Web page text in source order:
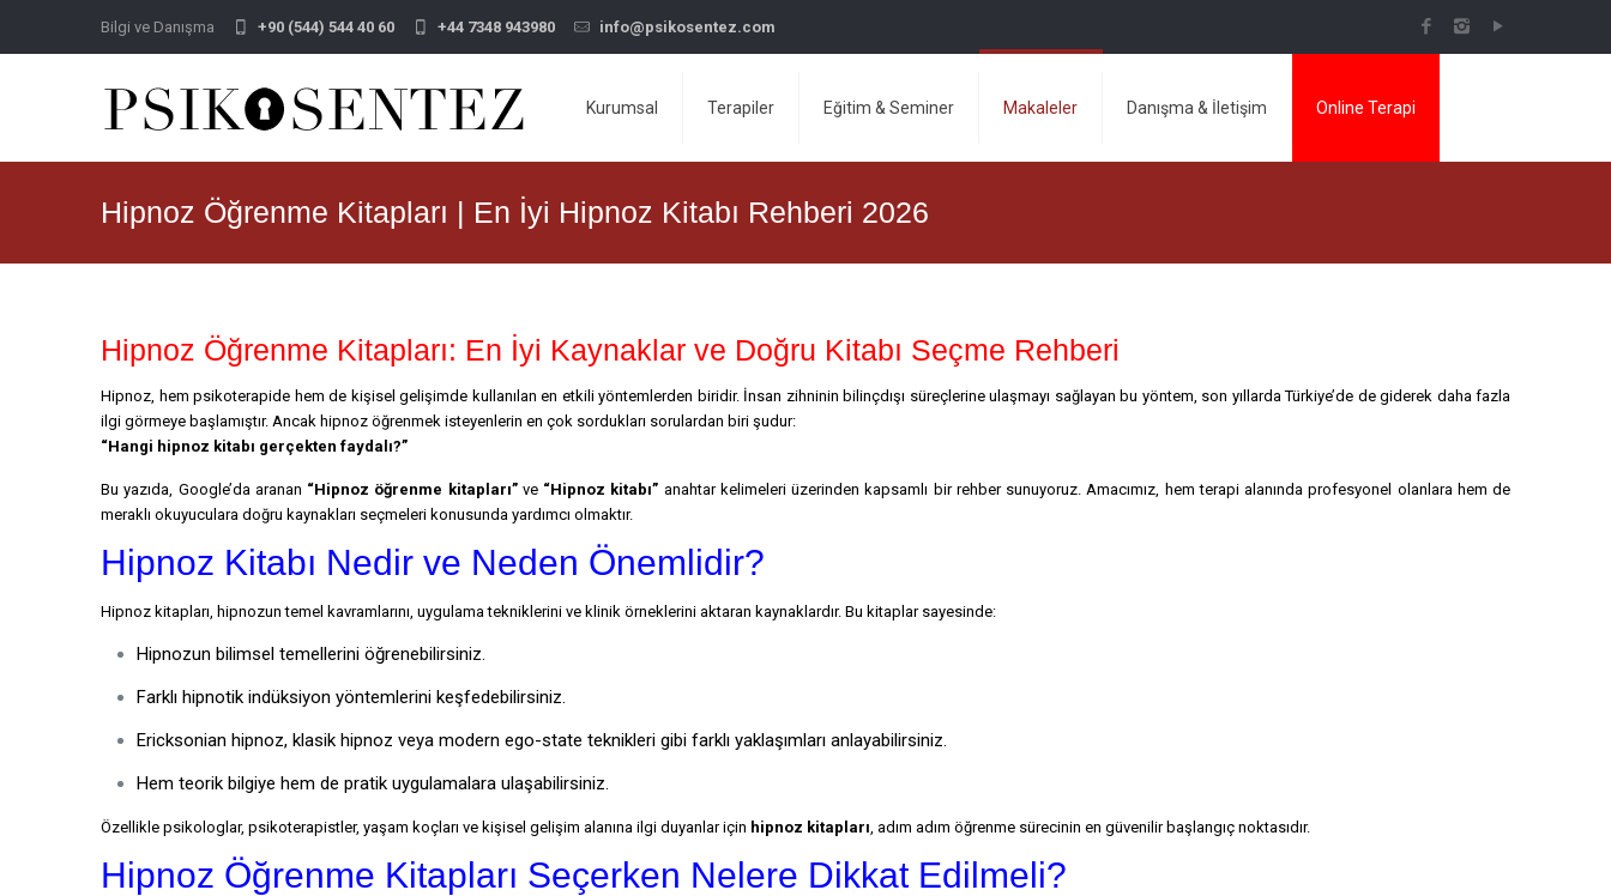
Bilgi ve Danışma +90 (544) 544 40 60 +44 7348 943980 info@psikosentez.com
Kurumsal Terapiler Eğitim & Seminer Makaleler Danışma & İletişim Online Terapi
Hipnoz Öğrenme Kitapları | En İyi Hipnoz Kitabı Rehberi 2026
Hipnoz Öğrenme Kitapları: En İyi Kaynaklar ve Doğru Kitabı Seçme Rehberi
Hipnoz, hem psikoterapide hem de kişisel gelişimde kullanılan en etkili yöntemlerden biridir. İnsan zihninin bilinçdışı süreçlerine ulaşmayı sağlayan bu yöntem, son yıllarda Türkiye’de de giderek daha fazla
ilgi görmeye başlamıştır. Ancak hipnoz öğrenmek isteyenlerin en çok sordukları sorulardan biri şudur:
“Hangi hipnoz kitabı gerçekten faydalı?”
Bu yazıda, Google’da aranan “Hipnoz öğrenme kitapları”ve “Hipnoz kitabı” anahtar kelimeleri üzerinden kapsamlı bir rehber sunuyoruz. Amacımız, hem terapi alanında profesyonel olanlara hem de
meraklı okuyuculara doğru kaynakları seçmeleri konusunda yardımcı olmaktır.
Hipnoz Kitabı Nedir ve Neden Önemlidir?
Hipnoz kitapları, hipnozun temel kavramlarını, uygulama tekniklerini ve klinik örneklerini aktaran kaynaklardır. Bu kitaplar sayesinde:
Hipnozun bilimsel temellerini öğrenebilirsiniz.
Farklı hipnotik indüksiyon yöntemlerini keşfedebilirsiniz.
Ericksonian hipnoz, klasik hipnoz veya modern ego-state teknikleri gibi farklı yaklaşımları anlayabilirsiniz.
Hem teorik bilgiye hem de pratik uygulamalara ulaşabilirsiniz.
Özellikle psikologlar, psikoterapistler, yaşam koçları ve kişisel gelişim alanına ilgi duyanlar için hipnoz kitapları, adım adım öğrenme sürecinin en güvenilir başlangıç noktasıdır.
Hipnoz Öğrenme Kitapları Seçerken Nelere Dikkat Edilmeli?